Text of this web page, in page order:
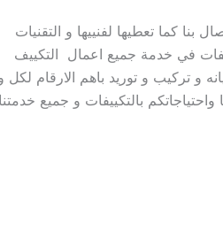
كما تعطيها لفنييها و التقنيات
في خدمة جميع اعمال التكييف
تركيب و توريد باهم الارقام لكل
بالتكييفات و جميع خدمتنا